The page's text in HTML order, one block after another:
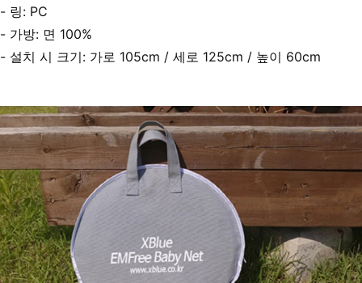
- 링: PC
- 가방: 면 100%
- 설치 시 크기: 가로 105cm / 세로 125cm / 높이 60cm